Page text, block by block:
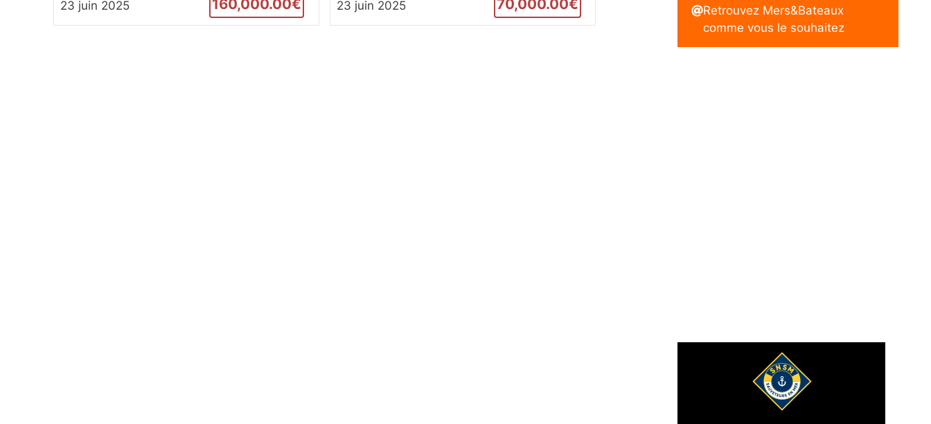
23 juin 2025 160,000.00€ 23 juin 2025 70,000.00€
Retrouvez Mers&Bateaux
comme vous le souhaitez